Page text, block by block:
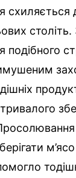
схиляється
століть.
подібного